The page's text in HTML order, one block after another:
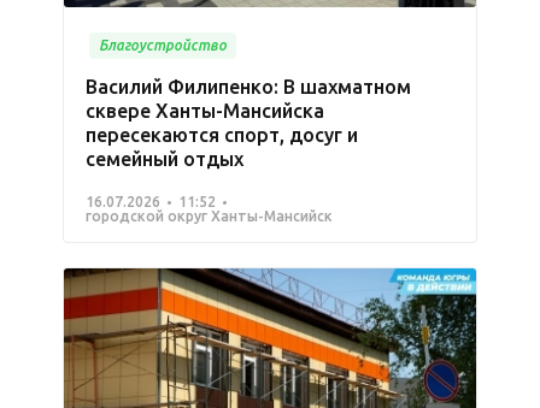
Благоустройство
Василий Филипенко: В шахматном
сквере Ханты-Мансийска
пересекаются спорт, досуг и
семейный отдых
16.07.2026
11:52
городской округ Ханты-Мансийск